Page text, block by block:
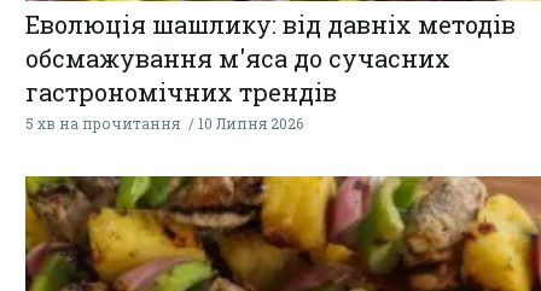
Еволюція шашлику: від давніх методів
обсмажування м'яса до сучасних
гастрономічних трендів
5 хв на прочитання 10 Липня 2026